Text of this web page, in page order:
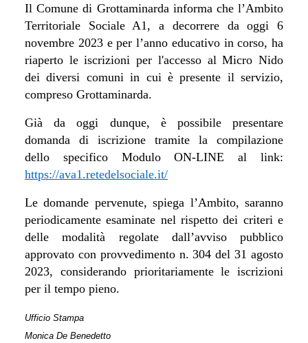
Il Comune di Grottaminarda informa che l’Ambito
Territoriale Sociale A1, a decorrere da oggi 6
novembre 2023 e per l’anno educativo in corso, ha
riaperto le iscrizioni per l'accesso al Micro Nido
dei diversi comuni in cui è presente il servizio,
compreso Grottaminarda.
Già da oggi dunque, è possibile presentare
domanda di iscrizione tramite la compilazione
dello specifico Modulo ON-LINE al link:
https://ava1.retedelsociale.it/
Le domande pervenute, spiega l’Ambito, saranno
periodicamente esaminate nel rispetto dei criteri e
delle modalità regolate dall’avviso pubblico
approvato con provvedimento n. 304 del 31 agosto
2023, considerando prioritariamente le iscrizioni
per il tempo pieno.
Ufficio Stampa
Monica De Benedetto